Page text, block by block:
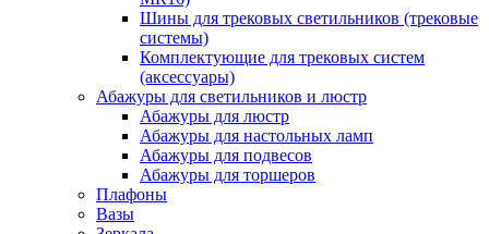
Шины для трековых светильников (трековые
системы)
Комплектующие для трековых систем
(аксессуары)
Абажуры для светильников и люстр
Абажуры для люстр
Абажуры для настольных ламп
Абажуры для подвесов
Абажуры для торшеров
Плафоны
Вазы